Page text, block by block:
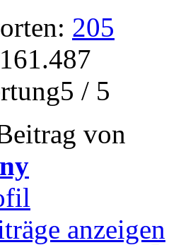
205
/ 5
von
anzeigen